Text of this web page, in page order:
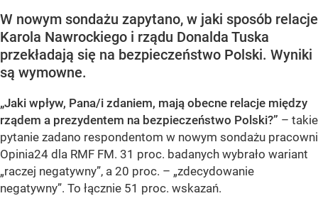
W nowym sondażu zapytano, w jaki sposób relacje
Karola Nawrockiego i rządu Donalda Tuska
przekładają się na bezpieczeństwo Polski. Wyniki
są wymowne.
„Jaki wpływ, Pana/i zdaniem, mają obecne relacje między
rządem a prezydentem na bezpieczeństwo Polski?” – takie
pytanie zadano respondentom w nowym sondażu pracowni
Opinia24 dla RMF FM. 31 proc. badanych wybrało wariant
„raczej negatywny”, a 20 proc. – „zdecydowanie
negatywny”. To łącznie 51 proc. wskazań.